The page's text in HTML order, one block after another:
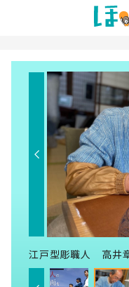
江戸型彫職人 高井章